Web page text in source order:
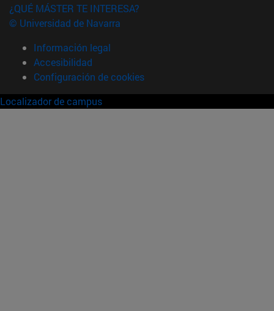
¿QUÉ MÁSTER TE INTERESA?
© Universidad de Navarra
Información legal
Accesibilidad
Configuración de cookies
Localizador de campus